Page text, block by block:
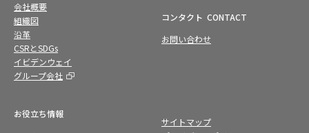
会社概要
組織図
沿革
CSRとSDGs
イビデンウェイ
グループ会社
お役立ち情報
コンタクト CONTACT
お問い合わせ
サイトマップ